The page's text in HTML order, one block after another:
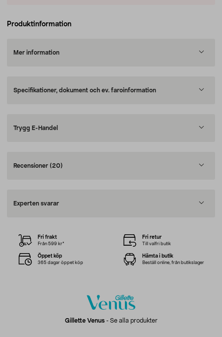
Produktinformation
Mer information
Specifikationer, dokument och ev. faroinformation
Trygg E-Handel
Recensioner (20)
Experten svarar
Gillette Venus- Se alla produkter
Fri frakt
Från 599 kr*
Fri retur
Till valfri butik
Öppet köp
365 dagar öppet köp
Hämta i butik
Beställ online, från butikslager